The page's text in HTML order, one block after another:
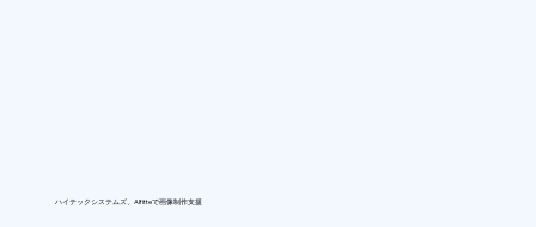
ハイテックシステムズ、AIfitteで画像制作支援